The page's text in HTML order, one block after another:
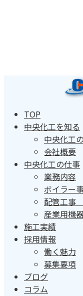
TOP
中央化工を知る
中央化工
会社概要
中央化工の仕事
業務内容
ボイラー
配管工事
産業用機
施工実績
採用情報
働く魅力
募集要項
ブログ
コラム